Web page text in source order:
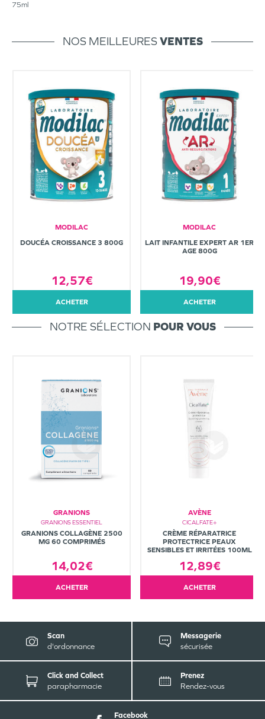
75ml
NOS MEILLEURESVENTES
MODILAC
DOUCÉA CROISSANCE 3 800G
12,57€
ACHETER
MODILAC
LAIT INFANTILE EXPERT AR 1ER
AGE 800G
19,90€
ACHETER
NOTRE SÉLECTION POUR VOUS
GRANIONS
GRANIONS ESSENTIEL
GRANIONS COLLAGÈNE 2500
MG 60 COMPRIMÉS
14,02€
ACHETER
AVÈNE
CICALFATE+
CRÈME RÉPARATRICE
PROTECTRICE PEAUX
SENSIBLES ET IRRITÉES 100ML
12,89€
ACHETER
Scan
d'ordonnance
Messagerie
sécurisée
Click and Collect
parapharmacie
Prenez
Rendez-vous
Facebook